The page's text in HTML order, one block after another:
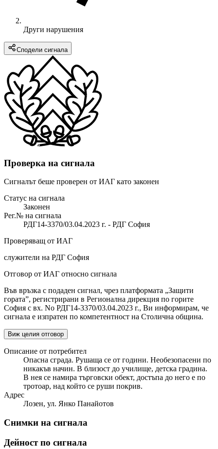
Други нарушения
Сподели сигнала
Проверка на сигнала
Сигналът беше проверен от ИАГ като законен
Статус на сигнала
Законен
Рег.№ на сигнала
РДГ14-3370/03.04.2023 г. - РДГ София
Проверяващ от ИАГ
служители на РДГ София
Отговор от ИАГ относно сигнала
Във връзка с подаден сигнал, чрез платформата „Защити
гората”, регистрирани в Регионална дирекция по горите
София с вх. No РДГ14-3370/03.04.2023 г., Ви информирам, че
сигнала е изпратен по компетентност на Столична община.
Виж целия отговор
Описание от потребител
Опасна сграда. Рушаща се от години. Необезопасени по
никакъв начин. В близост до училище, детска градина.
В нея се намира търговски обект, достъпа до него е по
тротоар, над който се руши покрив.
Адрес
Лозен, ул. Янко Панайотов
Снимки на сигнала
Дейност по сигнала